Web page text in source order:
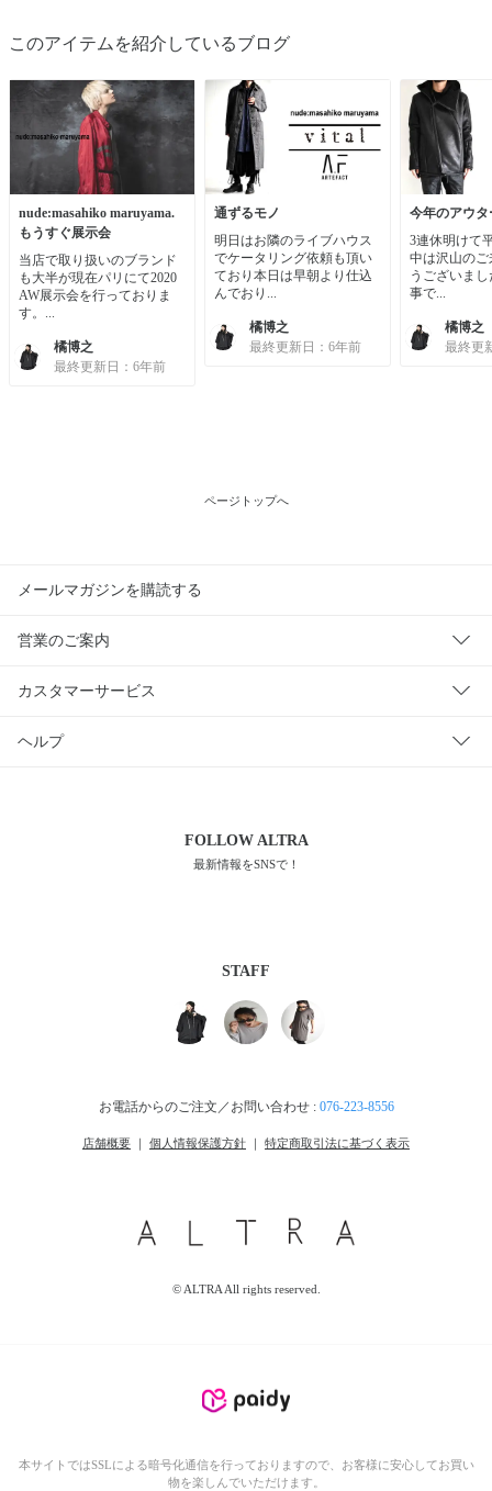
このアイテムを紹介しているブログ
nude:masahiko maruyama.
もうすぐ展示会
当店で取り扱いのブランド
も大半が現在パリにて2020
AW展示会を行っておりま
す。...
橘博之
最終更新日：6年前
通ずるモノ
明日はお隣のライブハウス
でケータリング依頼も頂い
ており本日は早朝より仕込
んでおり...
橘博之
最終更新日：6年前
今年のアウ
3連休明けて
中は沢山の
うございま
事で...
橘博之
最終更
ページトップへ
メールマガジンを購読する
営業のご案内
カスタマーサービス
ヘルプ
FOLLOWALTRA
最新情報をSNSで！
STAFF
お電話からのご注文／お問い合わせ : 076-223-8556
店舗概要 ｜ 個人情報保護方針 ｜ 特定商取引法に基づく表示
© ALTRA All rights reserved.
本サイトではSSLによる暗号化通信を行っておりますので、お客様に安心してお買い
物を楽しんでいただけます。